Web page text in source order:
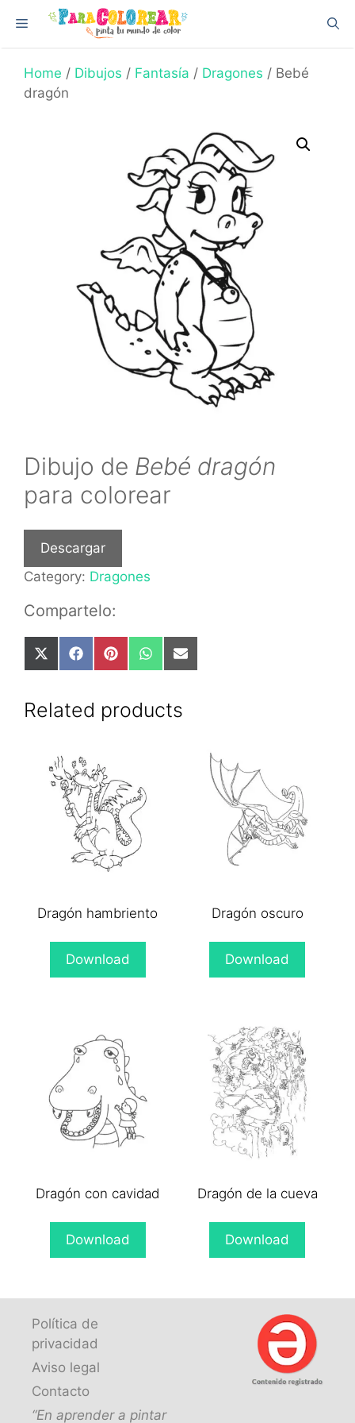
content
Menu
Home / Dibujos / Fantasía / Dragones / Bebé
dragón
Dibujo de Bebé dragón
para colorear
Descargar
Category: Dragones
Compartelo:
Share
on
(Twitter)
Share
on
Share
on
Share
on
Share
on
Related products
Dragón hambriento
Download
Dragón oscuro
Download
Dragón con cavidad
Download
Dragón de la cueva
Download
Política de
privacidad
Aviso legal
Contacto
“En aprender a pintar